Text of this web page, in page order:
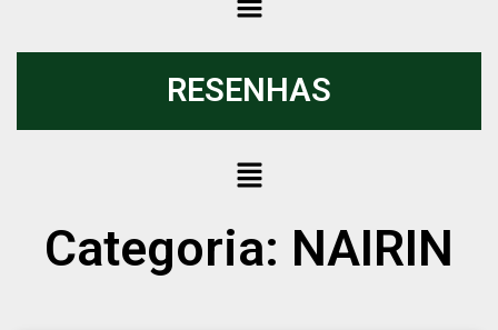
RESENHAS
Categoria: NAIRIN